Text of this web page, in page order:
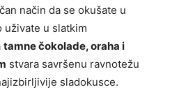
način da se okušate u
uživate u slatkim
tamne čokolade, oraha i
stvara savršenu ravnotežu
sladokusce.